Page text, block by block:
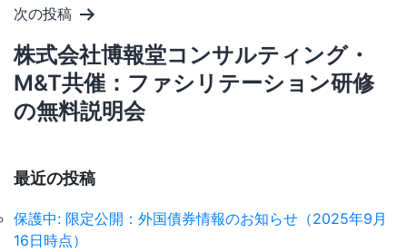
ゲ
ー
シ
ョ
次の投稿
株式会社博報堂コンサルティング・
M&T共催：ファシリテーション研修
の無料説明会
最近の投稿
保護中: 限定公開：外国債券情報のお知らせ（2025年9月
16日時点）